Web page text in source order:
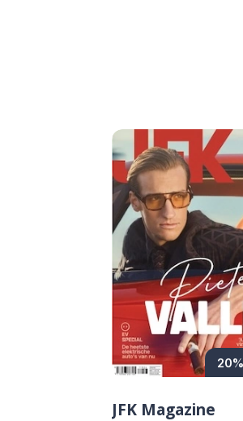
JFK Magazine